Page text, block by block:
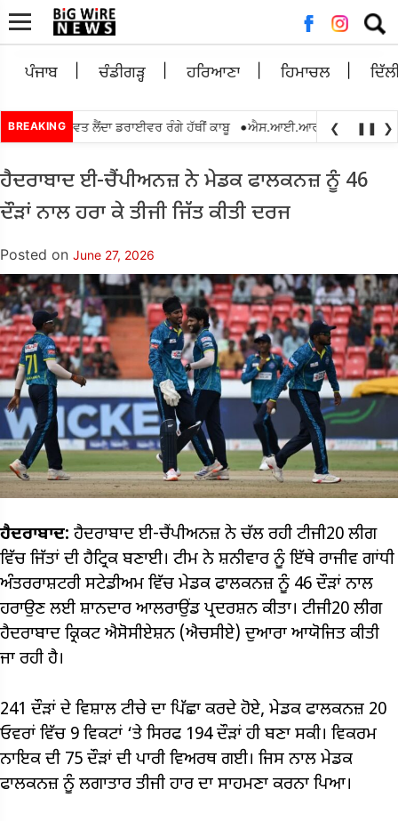
for:
ਪੰਜਾਬ ਚੰਡੀਗੜ੍ਹ ਹਰਿਆਣਾ ਹਿਮਾਚਲ
BREAKING
ਰੁਪਏ ਰਿਸ਼ਵਤ ਲੈਂਦਾ ਡਰਾਈਵਰ ਰੰਗੇ ਹੱਥੀਂ ਕਾਬੂ •ਐਸ.ਆਈ.ਆਰ.2026 ਦੌਰਾਨ
❮ ❚❚ ❯
ਹੈਦਰਾਬਾਦ ਈ-ਚੈਂਪੀਅਨਜ਼ ਨੇ ਮੇਡਕ ਫਾਲਕਨਜ਼ ਨੂੰ 46
ਦੌੜਾਂ ਨਾਲ ਹਰਾ ਕੇ ਤੀਜੀ ਜਿੱਤ ਕੀਤੀ ਦਰਜ
Posted on June 27, 2026
ਹੈਦਰਾਬਾਦ: ਹੈਦਰਾਬਾਦ ਈ-ਚੈਂਪੀਅਨਜ਼ ਨੇ ਚੱਲ ਰਹੀ ਟੀਜੀ20 ਲੀਗ
ਵਿੱਚ ਜਿੱਤਾਂ ਦੀ ਹੈਟ੍ਰਿਕ ਬਣਾਈ। ਟੀਮ ਨੇ ਸ਼ਨੀਵਾਰ ਨੂੰ ਇੱਥੇ ਰਾਜੀਵ ਗਾਂਧੀ
ਅੰਤਰਰਾਸ਼ਟਰੀ ਸਟੇਡੀਅਮ ਵਿੱਚ ਮੇਡਕ ਫਾਲਕਨਜ਼ ਨੂੰ 46 ਦੌੜਾਂ ਨਾਲ
ਹਰਾਉਣ ਲਈ ਸ਼ਾਨਦਾਰ ਆਲਰਾਉਂਡ ਪ੍ਰਦਰਸ਼ਨ ਕੀਤਾ। ਟੀਜੀ20 ਲੀਗ
ਹੈਦਰਾਬਾਦ ਕ੍ਰਿਕਟ ਐਸੋਸੀਏਸ਼ਨ (ਐਚਸੀਏ) ਦੁਆਰਾ ਆਯੋਜਿਤ ਕੀਤੀ
ਜਾ ਰਹੀ ਹੈ।
241 ਦੌੜਾਂ ਦੇ ਵਿਸ਼ਾਲ ਟੀਚੇ ਦਾ ਪਿੱਛਾ ਕਰਦੇ ਹੋਏ, ਮੇਡਕ ਫਾਲਕਨਜ਼ 20
ਓਵਰਾਂ ਵਿੱਚ 9 ਵਿਕਟਾਂ ‘ਤੇ ਸਿਰਫ 194 ਦੌੜਾਂ ਹੀ ਬਣਾ ਸਕੀ। ਵਿਕਰਮ
ਨਾਇਕ ਦੀ 75 ਦੌੜਾਂ ਦੀ ਪਾਰੀ ਵਿਅਰਥ ਗਈ। ਜਿਸ ਨਾਲ ਮੇਡਕ
ਫਾਲਕਨਜ਼ ਨੂੰ ਲਗਾਤਾਰ ਤੀਜੀ ਹਾਰ ਦਾ ਸਾਹਮਣਾ ਕਰਨਾ ਪਿਆ।